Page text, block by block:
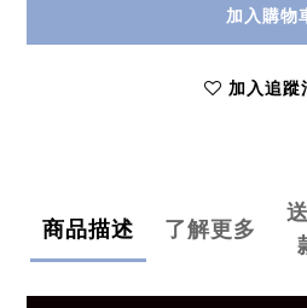
加入購物
加入追蹤
商品描述 了解更多